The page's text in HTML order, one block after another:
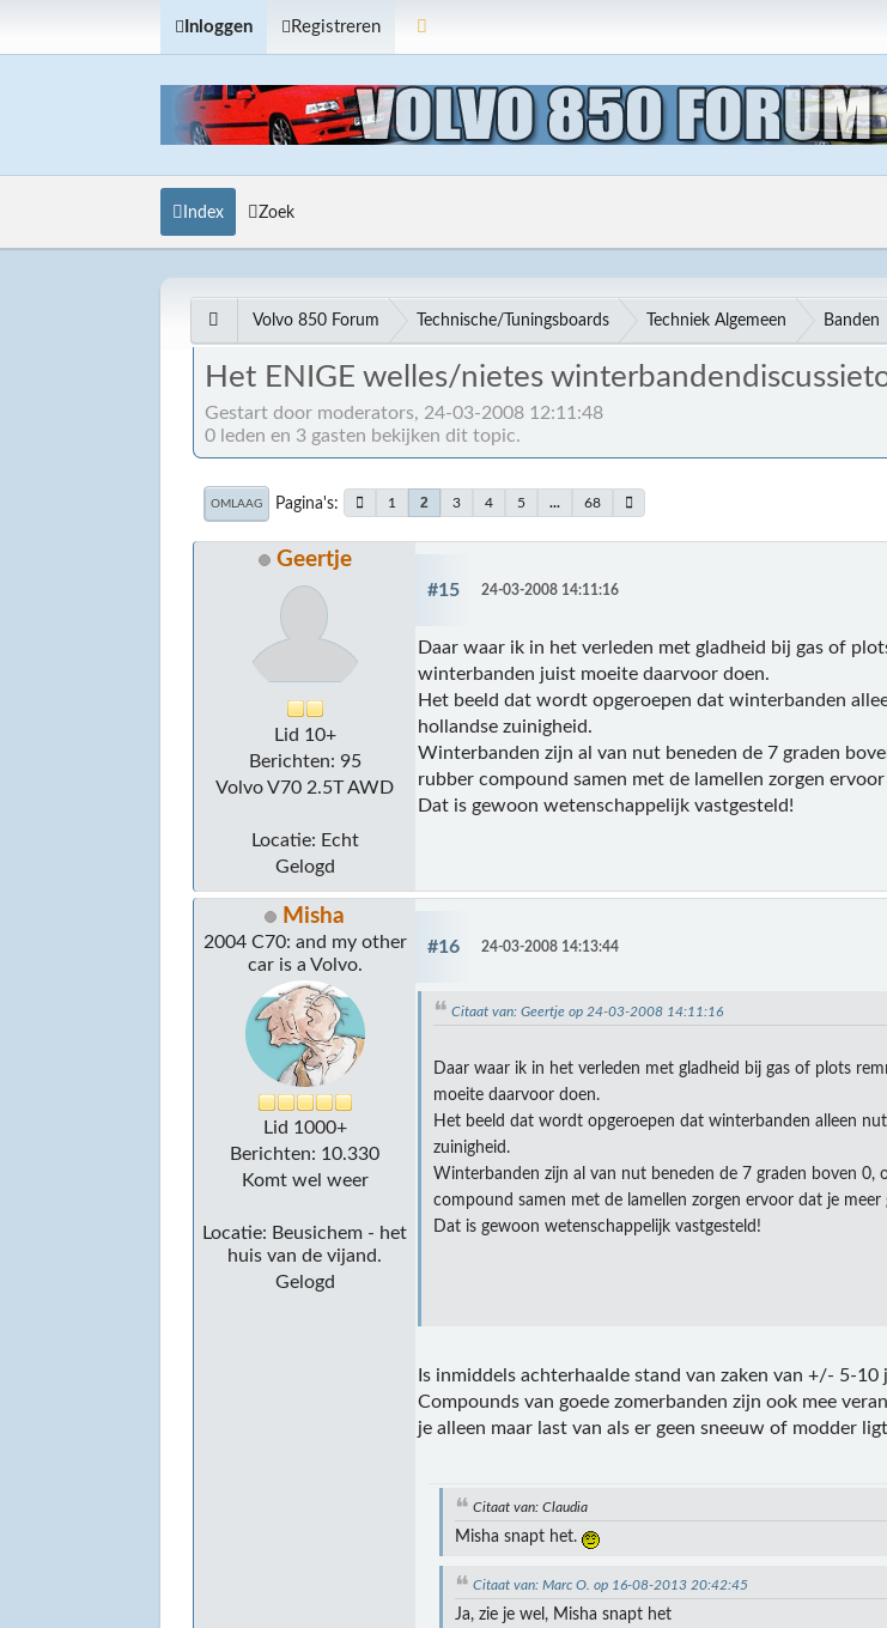
Inloggen Registreren
Index Zoek
Volvo 850 Forum Technische/Tuningsboards Techniek Algemeen Banden
Het ENIGE welles/nietes
Gestart door moderators, 24-03-2008 12:11:48
0 leden en 3 gasten bekijken dit topic.
OMLAAG Pagina's 1 2 3 4 5 ... 68
Geertje
Lid 10+
Berichten: 95
Volvo V70 2.5T AWD
Locatie: Echt
Gelogd
#15 24-03-2008 14:11:16
Daar waar ik in het verleden met gladheid bij gas of
winterbanden juist moeite daarvoor doen.
Het beeld dat wordt opgeroepen dat winterbanden
hollandse zuinigheid.
Winterbanden zijn al van nut beneden de 7 graden
rubber compound samen met de lamellen zorgen
Dat is gewoon wetenschappelijk vastgesteld!
Misha
2004 C70: and my other
car is a Volvo.
Lid 1000+
Berichten: 10.330
Komt wel weer
Locatie: Beusichem - het
huis van de vijand.
Gelogd
#16 24-03-2008 14:13:44
Citaat van: Geertje op 24-03-2008 14:11:16
Daar waar ik in het verleden met gladheid bij gas of plots
moeite daarvoor doen.
Het beeld dat wordt opgeroepen dat winterbanden alleen
zuinigheid.
Winterbanden zijn al van nut beneden de 7 graden boven 0,
compound samen met de lamellen zorgen ervoor dat je meer
Dat is gewoon wetenschappelijk vastgesteld!
Is inmiddels achterhaalde stand van zaken van +/- 5-10
Compounds van goede zomerbanden zijn ook mee
je alleen maar last van als er geen sneeuw of modder
Citaat van: Claudia
Misha snapt het.
Citaat van: Marc O. op 16-08-2013 20:42:45
Ja, zie je wel, Misha snapt het